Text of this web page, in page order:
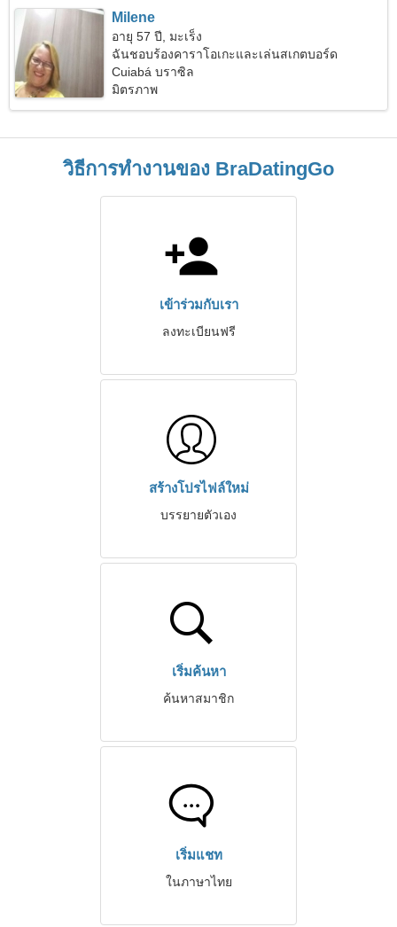
Milene
อายุ 57 ปี, มะเร็ง
ฉันชอบร้องคาราโอเกะและเล่นสเกตบอร์ด
Cuiabá บราซิล
มิตรภาพ
วิธีการทำงานของ BraDatingGo
เข้าร่วมกับเรา
ลงทะเบียนฟรี
สร้างโปรไฟล์ใหม่
บรรยายตัวเอง
เริ่มค้นหา
ค้นหาสมาชิก
เริ่มแชท
ในภาษาไทย